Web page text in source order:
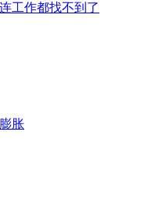
工作都找不到了
胀